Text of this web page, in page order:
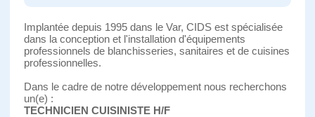
Implantée depuis 1995 dans le Var, CIDS est spécialisée
dans la conception et l'installation d'équipements
professionnels de blanchisseries, sanitaires et de cuisines
professionnelles.
Dans le cadre de notre développement nous recherchons
un(e) :
TECHNICIEN CUISINISTE H/F